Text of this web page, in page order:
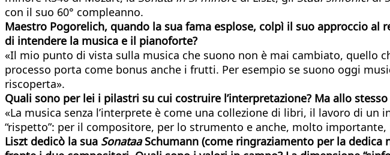
con il suo 60° compleanno.
Maestro Pogorelich, quando la sua fama esplose, colpì il suo approccio
di intendere la musica e il pianoforte?
«Il mio punto di vista sulla musica che suono non è mai cambiato,
processo porta come bonus anche i frutti. Per esempio se suono oggi
riscoperta».
Quali sono per lei i pilastri su cui costruire l’interpretazione? Ma allo
«La musica senza l’interprete è come una collezione di libri, il lavoro di
“rispetto”: per il compositore, per lo strumento e anche, molto
Liszt dedicò la sua Sonataa Schumann (come ringraziamento per la dedica